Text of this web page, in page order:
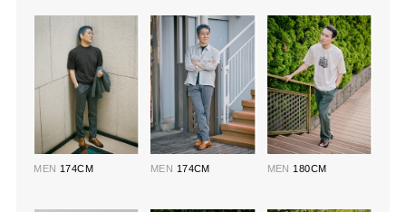
MEN 174CM MEN 174CM MEN 180CM